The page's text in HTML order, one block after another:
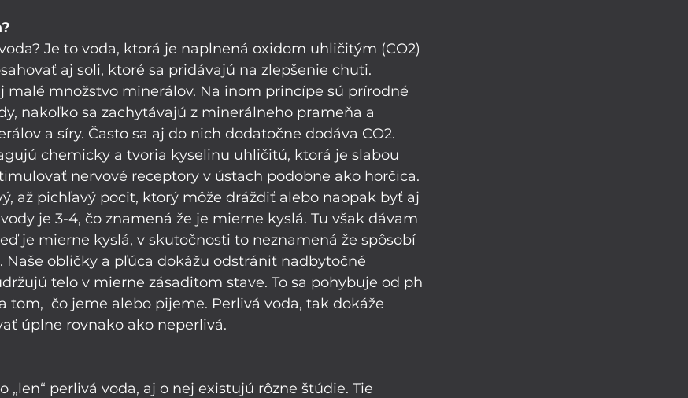
Je to voda, ktorá je naplnená oxidom uhličitým (CO2)
aj soli, ktoré sa pridávajú na zlepšenie chuti.
malé množstvo minerálov. Na inom princípe sú prírodné
nakoľko sa zachytávajú z minerálneho prameňa a
a síry. Často sa aj do nich dodatočne dodáva CO2.
chemicky a tvoria kyselinu uhličitú, ktorá je slabou
nervové receptory v ústach podobne ako horčica.
až pichľavý pocit, ktorý môže dráždiť alebo naopak byť aj
je 3-4, čo znamená že je mierne kyslá. Tu však dávam
je mierne kyslá, v skutočnosti to neznamená že spôsobí
Naše obličky a pľúca dokážu odstrániť nadbytočné
telo v mierne zásaditom stave. To sa pohybuje od ph
tom,  čo jeme alebo pijeme. Perlivá voda, tak dokáže
úplne rovnako ako neperlivá.
„len“ perlivá voda, aj o nej existujú rôzne štúdie. Tie